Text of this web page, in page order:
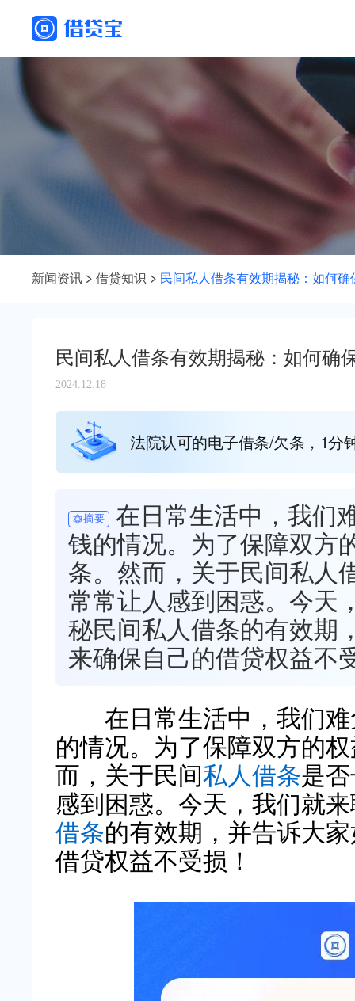
新闻资讯 借贷知识 民间私人借条有效期揭秘：如何
民间私人借条有效期揭秘：如何确
2024.12.18
法院认可的电子借条/欠条，1分
摘要
在日常生活中，我们
钱的情况。为了保障双方
条。然而，关于民间私人
常常让人感到困惑。今天
秘民间私人借条的有效期
来确保自己的借贷权益不
在日常生活中，我们难
的情况。为了保障双方的
而，关于民间私人借条是
感到困惑。今天，我们就
借条的有效期，并告诉大
借贷权益不受损！